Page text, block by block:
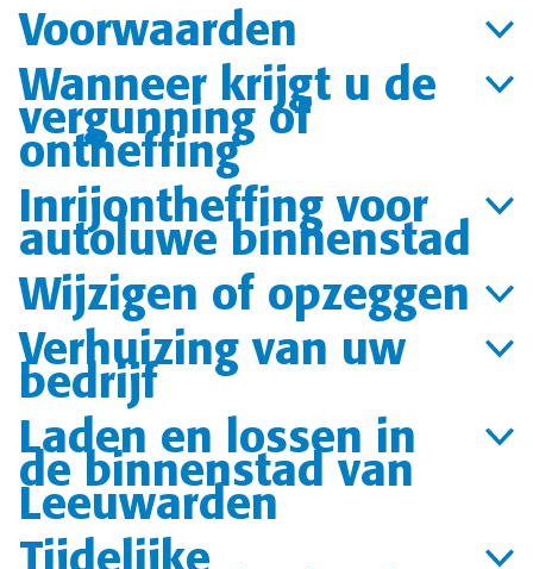
Voorwaarden
Wanneer krijgt u de
vergunning of
ontheffing
Inrijontheffing voor
autoluwe binnenstad
Wijzigen of opzeggen
Verhuizing van uw
bedrijf
Laden en lossen in
de binnenstad van
Leeuwarden